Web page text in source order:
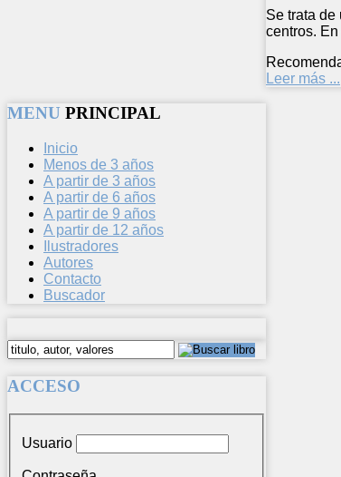
Se trata
centros.
Leer más ...
MENU PRINCIPAL
Inicio
Menos de 3 años
A partir de 3 años
A partir de 6 años
A partir de 9 años
A partir de 12 años
Ilustradores
Autores
Contacto
Buscador
ACCESO
Usuario